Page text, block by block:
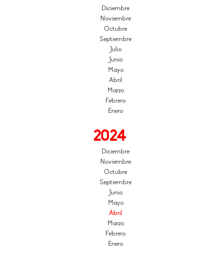
Diciembre
Noviembre
Octubre
Septiembre
Julio
Junio
Mayo
Abril
Marzo
Febrero
Enero
2024
Diciembre
Noviembre
Octubre
Septiembre
Junio
Mayo
Abril
Marzo
Febrero
Enero